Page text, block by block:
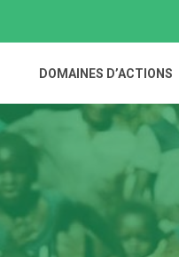
DOMAINES D’ACTIONS